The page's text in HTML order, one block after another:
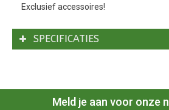
Exclusief accessoires!
SPECIFICATIES
Meld je aan voor onze